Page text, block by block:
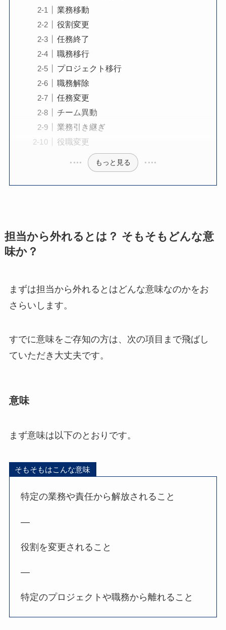
業務移動
役割変更
任務終了
職務移行
プロジェクト移行
職務解除
任務変更
チーム異動
業務引き継ぎ
役職変更
もっと見る
担当から外れるとは？ そもそもどんな意
味か？
まずは担当から外れるとはどんな意味なのかをお
さらいします。
すでに意味をご存知の方は、次の項目まで飛ばし
ていただき大丈夫です。
意味
まず意味は以下のとおりです。
そもそもはこんな意味
特定の業務や責任から解放されること
—
役割を変更されること
—
特定のプロジェクトや職務から離れること